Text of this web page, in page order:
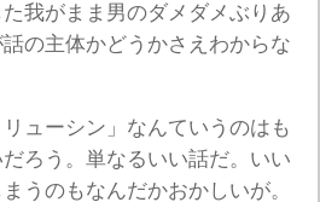
我がまま男のダメダメぶりあ
の主体かどうかさえわからな
ューシン」なんていうのはも
ろう。単なるいい話だ。いい
うのもなんだかおかしいが。